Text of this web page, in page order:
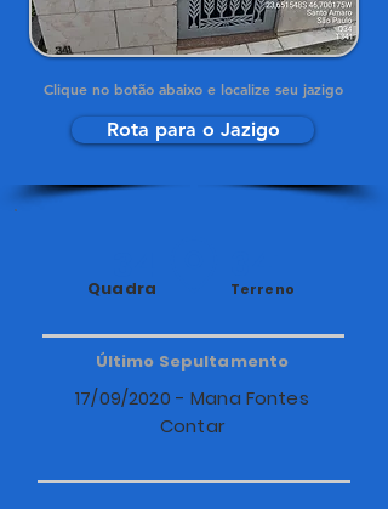
Clique no botão abaixo e localize seu jazigo
Rota para o Jazigo
Quadra Terreno
Último Sepultamento
17/09/2020 - Mana Fontes
Contar